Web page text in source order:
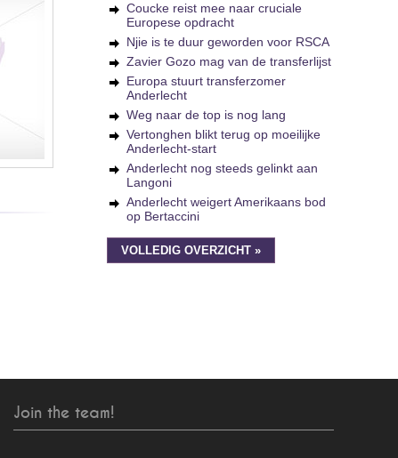
Coucke reist mee naar cruciale
Europese opdracht
Njie is te duur geworden voor RSCA
Zavier Gozo mag van de transferlijst
Europa stuurt transferzomer
Anderlecht
Weg naar de top is nog lang
Vertonghen blikt terug op moeilijke
Anderlecht-start
Anderlecht nog steeds gelinkt aan
Langoni
Anderlecht weigert Amerikaans bod
op Bertaccini
VOLLEDIG OVERZICHT »
Join the team!